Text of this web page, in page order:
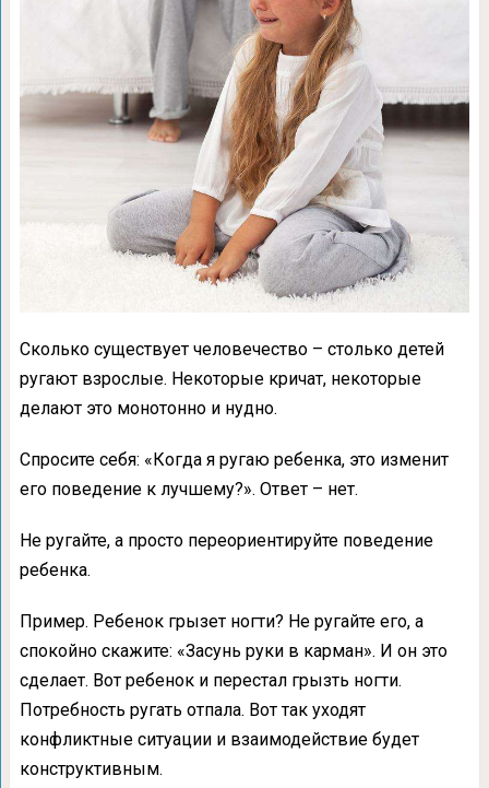
Сколько существует человечество – столько детей
ругают взрослые. Некоторые кричат, некоторые
делают это монотонно и нудно.
Спросите себя: «Когда я ругаю ребенка, это изменит
его поведение к лучшему?». Ответ – нет.
Не ругайте, а просто переориентируйте поведение
ребенка.
Пример. Ребенок грызет ногти? Не ругайте его, а
спокойно скажите: «Засунь руки в карман». И он это
сделает. Вот ребенок и перестал грызть ногти.
Потребность ругать отпала. Вот так уходят
конфликтные ситуации и взаимодействие будет
конструктивным.